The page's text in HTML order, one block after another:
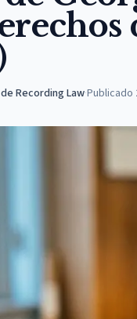
Recording Law·Publicado